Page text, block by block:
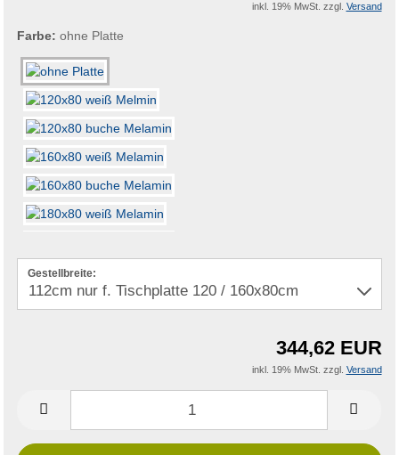
inkl. 19% MwSt. zzgl. Versand
Farbe: ohne Platte
Gestellbreite:
344,62 EUR
inkl. 19% MwSt. zzgl. Versand